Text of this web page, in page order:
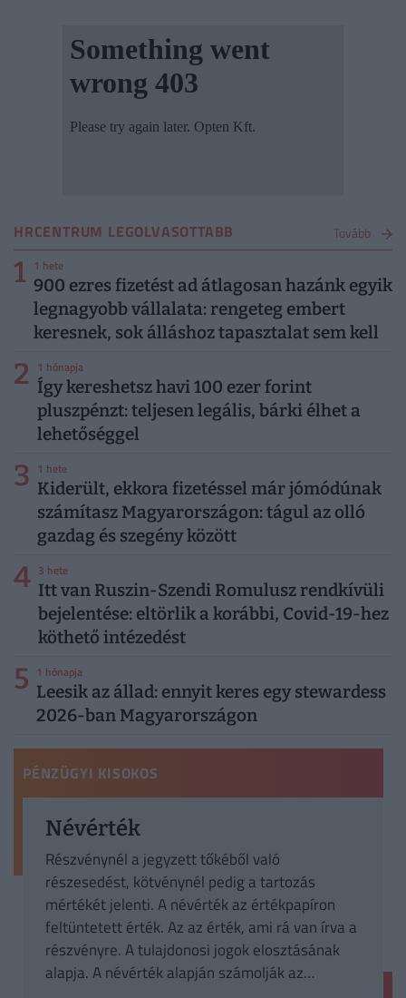
HRCENTRUM LEGOLVASOTTABB Tovább
1 1 hete
900 ezres fizetést ad átlagosan hazánk egyik
legnagyobb vállalata: rengeteg embert
keresnek, sok álláshoz tapasztalat sem kell
2 1 hónapja
Így kereshetsz havi 100 ezer forint
pluszpénzt: teljesen legális, bárki élhet a
lehetőséggel
3 1 hete
Kiderült, ekkora fizetéssel már jómódúnak
számítasz Magyarországon: tágul az olló
gazdag és szegény között
4 3 hete
Itt van Ruszin-Szendi Romulusz rendkívüli
bejelentése: eltörlik a korábbi, Covid-19-hez
köthető intézedést
5 1 hónapja
Leesik az állad: ennyit keres egy stewardess
2026-ban Magyarországon
PÉNZÜGYI KISOKOS
Névérték
Részvénynél a jegyzett tőkéből való
részesedést, kötvénynél pedig a tartozás
mértékét jelenti. A névérték az értékpapíron
feltüntetett érték. Az az érték, ami rá van írva a
részvényre. A tulajdonosi jogok elosztásának
alapja. A névérték alapján számolják az